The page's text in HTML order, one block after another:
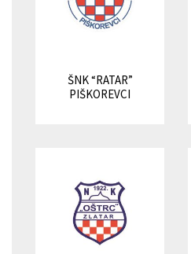
ŠNK “RATAR”
PIŠKOREVCI